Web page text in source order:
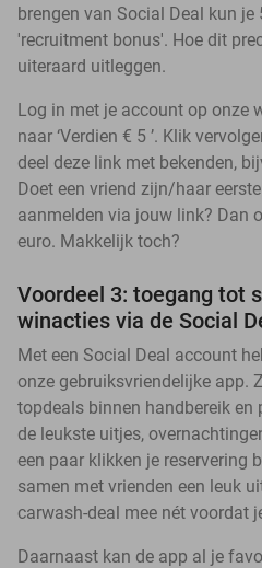
brengen van Social Deal kun
'recruitment bonus'. Hoe dit
uiteraard uitleggen.
Log in met je account op onze
naar ‘Verdien € 5 ’. Klik
deel deze link met bekenden,
Doet een vriend zijn/haar
aanmelden via jouw link? Dan
euro. Makkelijk toch?
Voordeel 3: toegang tot
winacties via de Social
Met een Social Deal account
onze gebruiksvriendelijke app.
topdeals binnen handbereik en
de leukste uitjes,
een paar klikken je reservering
samen met vrienden een leuk
carwash-deal mee nét voordat
Daarnaast kan de app al je